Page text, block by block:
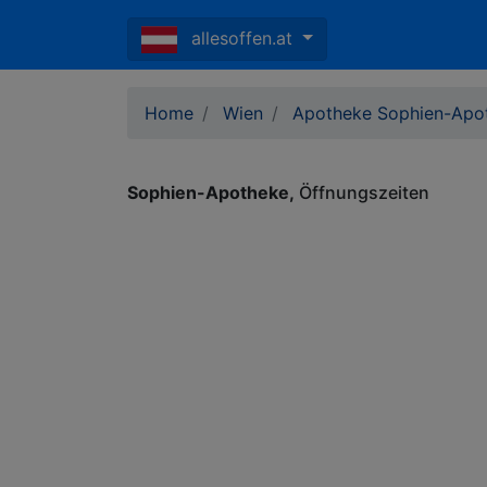
allesoffen.at
Home Wien Apotheke Sophien-
Sophien-Apotheke Öffnungszeiten